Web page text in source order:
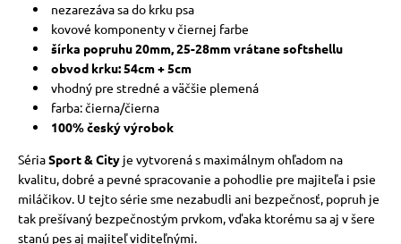
nezarezáva sa do krku psa
kovové komponenty v čiernej farbe
šírka popruhu 20mm, 25-28mm vrátane softshellu
obvod krku: 54cm + 5cm
vhodný pre stredné a väčšie plemená
farba: čierna/čierna
100% český výrobok
SériaSport & Cityje vytvorená s maximálnym ohľadom na
kvalitu, dobré a pevné spracovanie a pohodlie pre majiteľa i psie
miláčikov. U tejto série sme nezabudli ani bezpečnosť, popruh je
tak prešívaný bezpečnostým prvkom, vďaka ktorému sa aj v šere
stanú pes aj majiteľ viditeľnými.